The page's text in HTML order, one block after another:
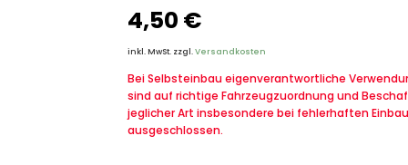
4,50 €
inkl. MwSt. zzgl.Versandkosten
Bei Selbsteinbau eigenverantwortliche
sind auf richtige Fahrzeugzuordnung und
jeglicher Art insbesondere bei fehlerhaften
ausgeschlossen.